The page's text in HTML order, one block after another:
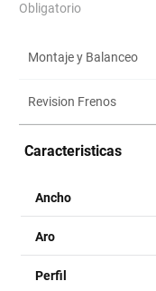
Obligatorio
Montaje y Balanceo
Revision Frenos
Caracteristicas
Ancho
Aro
Perfil